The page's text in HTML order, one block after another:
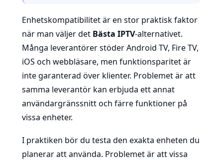
Enhetskompatibilitet är en stor praktisk faktor
när man väljer det Bästa IPTV-alternativet.
Många leverantörer stöder Android TV, Fire TV,
iOS och webbläsare, men funktionsparitet är
inte garanterad över klienter. Problemet är att
samma leverantör kan erbjuda ett annat
användargränssnitt och färre funktioner på
vissa enheter.
I praktiken bör du testa den exakta enheten du
planerar att använda. Problemet är att vissa